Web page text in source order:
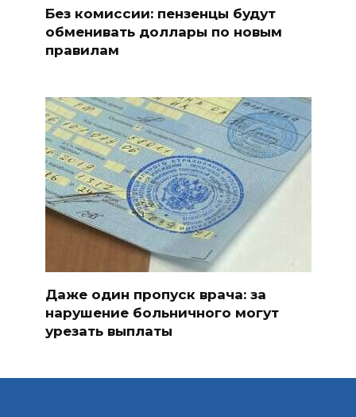
Без комиссии: пензенцы будут
обменивать доллары по новым
правилам
Даже один пропуск врача: за
нарушение больничного могут
урезать выплаты